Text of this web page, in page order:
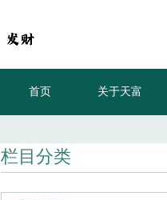
首页 关于天富
栏目分类